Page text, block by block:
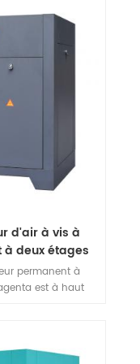
la demande du
d'air le
haute qualité.
d'air à vis à
deux étages
permanent à
est à haut
et pour réaliser un